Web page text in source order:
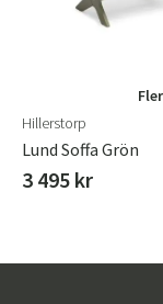
Hillerstorp
Lund Soffa Grön
3 495 kr